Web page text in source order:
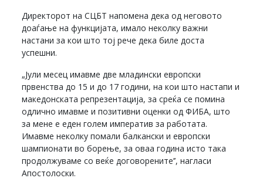
Директорот на СЦБТ напомена дека од неговото
доаѓање на функцијата, имало неколку важни
настани за кои што тој рече дека биле доста
успешни.
„Јули месец имавме две младински европски
првенства до 15 и до 17 години, на кои што настапи и
македонската репрезентација, за среќа се помина
одлично имавме и позитивни оценки од ФИБА, што
за мене е еден голем императив за работата.
Имавме неколку помали балкански и европски
шампионати во борење, за оваа година исто така
продолжуваме со веќе договорените’’, нагласи
Апостолоски.